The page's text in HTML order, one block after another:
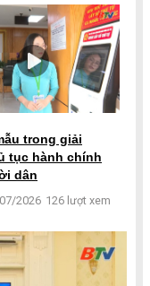
trong giải
tục hành chính
dân
2026 126 lượt xem